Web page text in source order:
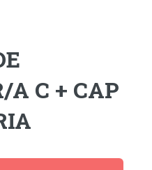
A C + CAP